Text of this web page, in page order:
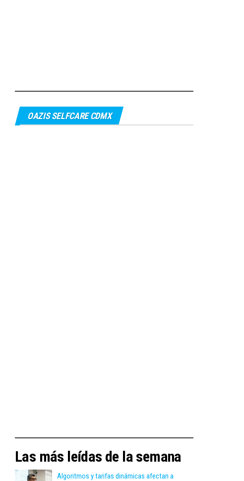
OAZIS SELFCARE CDMX
Las más leídas de la semana
Algoritmos y tarifas dinámicas afectan a